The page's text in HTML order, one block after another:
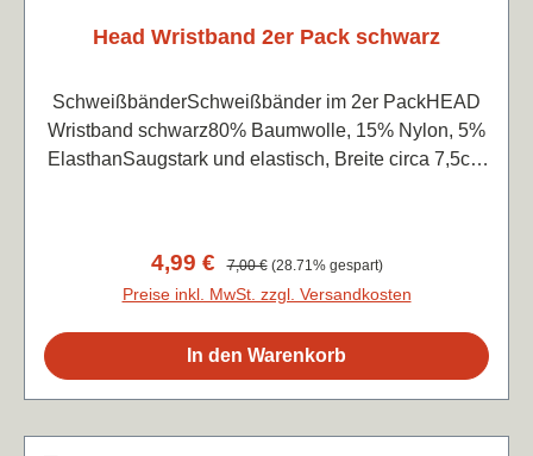
Head Wristband 2er Pack schwarz
SchweißbänderSchweißbänder im 2er PackHEAD
Wristband schwarz80% Baumwolle, 15% Nylon, 5%
ElasthanSaugstark und elastisch, Breite circa 7,5cm
Verkaufspreis:
4,99 € Regulärer Preis:
7,00 € (28.71% gespart)
Preise inkl. MwSt. zzgl. Versandkosten
In den Warenkorb